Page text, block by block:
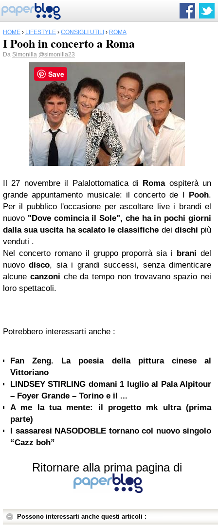
HOME › LIFESTYLE › CONSIGLI UTILI › ROMA
I Pooh in concerto a Roma
Da Simonilla @simonilla23
Il 27 novembre il Palalottomatica di Romaospiterà un
grande appuntamento musicale: il concerto de I Pooh.
Per il pubblico l'occasione per ascoltare live i brandi el
nuovo "Dove comincia il Sole", che ha in pochi giorni
dalla sua uscita ha scalato le classifiche dei dischi più
venduti .
Nel concerto romano il gruppo proporrà sia i brani del
nuovo disco, sia i grandi successi, senza dimenticare
alcune canzoni che da tempo non trovavano spazio nei
loro spettacoli.
Potrebbero interessarti anche :
Fan Zeng. La poesia della pittura cinese al
Vittoriano
LINDSEY STIRLING domani 1 luglio al Pala Alpitour
– Foyer Grande – Torino e il ...
A me la tua mente: il progetto mk ultra (prima
parte)
I sassaresi NASODOBLE tornano col nuovo singolo
“Cazz boh”
Ritornare alla prima pagina di
Possono interessarti anche questi articoli :
Save